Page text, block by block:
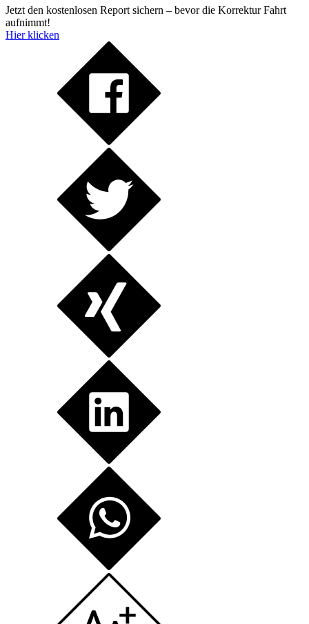
Jetzt den kostenlosen Report sichern – bevor die Korrektur Fahrt
aufnimmt!
Hier klicken